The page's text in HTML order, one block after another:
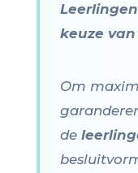
keuze
Om
de